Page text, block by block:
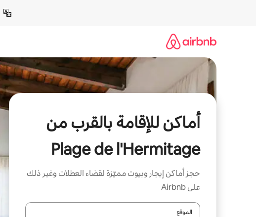
أماكن للإقامة بالقرب من
Plage de l'Hermitage
حجز أماكن إيجار وبيوت مميّزة لقضاء العطلات وغير ذلك
على Airbnb
الموقع